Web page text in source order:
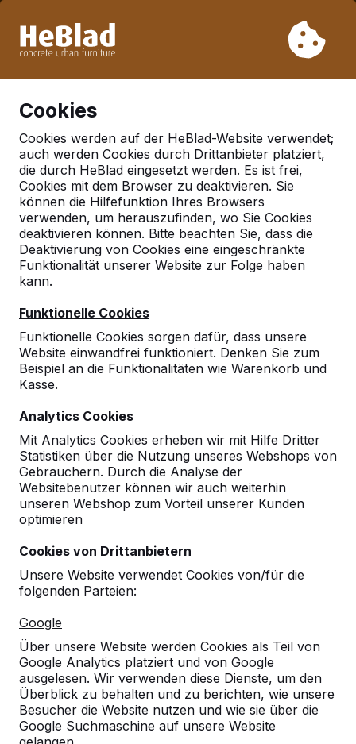
Woche 33 nicht. Bitte berücksichtigen Sie daher längere
Cookies
Cookies werden auf der HeBlad-Website verwendet;
auch werden Cookies durch Drittanbieter platziert,
die durch HeBlad eingesetzt werden. Es ist frei,
Cookies mit dem Browser zu deaktivieren. Sie
können die Hilfefunktion Ihres Browsers
verwenden, um herauszufinden, wo Sie Cookies
deaktivieren können. Bitte beachten Sie, dass die
Deaktivierung von Cookies eine eingeschränkte
Funktionalität unserer Website zur Folge haben
kann.
Funktionelle Cookies
Funktionelle Cookies sorgen dafür, dass unsere
Website einwandfrei funktioniert. Denken Sie zum
Beispiel an die Funktionalitäten wie Warenkorb und
Kasse.
Analytics Cookies
Mit Analytics Cookies erheben wir mit Hilfe Dritter
Statistiken über die Nutzung unseres Webshops von
Gebrauchern. Durch die Analyse der
Websitebenutzer können wir auch weiterhin
unseren Webshop zum Vorteil unserer Kunden
optimieren
Cookies von Drittanbietern
Unsere Website verwendet Cookies von/für die
folgenden Parteien:
Google
Über unsere Website werden Cookies als Teil von
Google Analytics platziert und von Google
ausgelesen. Wir verwenden diese Dienste, um den
Überblick zu behalten und zu berichten, wie unsere
Besucher die Website nutzen und wie sie über die
Google Suchmaschine auf unsere Website
Deutschland
Referenties in:
Monchengladbach
auch sehr bequem. Die Kinder haben sie
gleich angenommen.
Toll ist die glatte Oberfläche des Betons. Dies
ist sicherlich von Vorteil für die Reinigung.
Eine wirklich lohnenswerte Anschaffung.
Stephanie Dierichs